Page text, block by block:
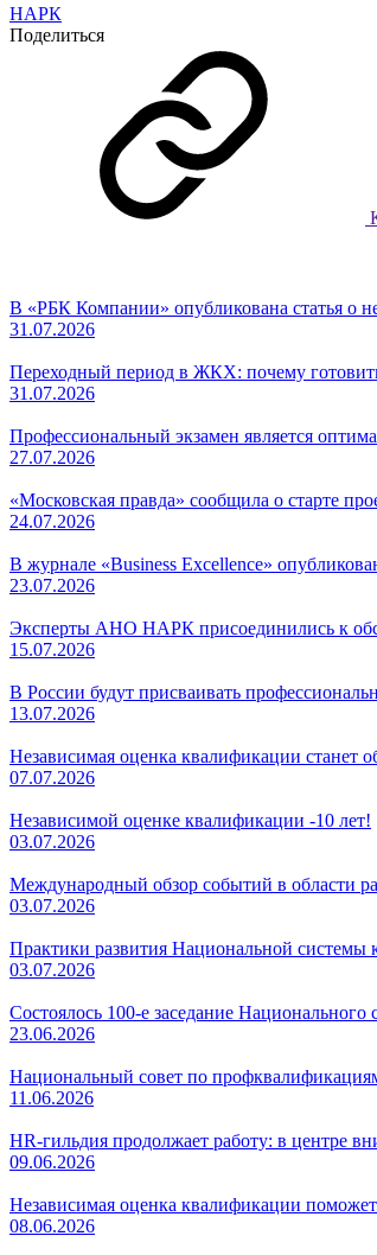
НАРК
Поделиться
В «РБК Компании» опубликована статья о
31.07.2026
Переходный период в ЖКХ: почему
31.07.2026
Профессиональный экзамен является
27.07.2026
«Московская правда» сообщила о старте
24.07.2026
В журнале «Business Excellence»
23.07.2026
Эксперты АНО НАРК присоединились к
15.07.2026
В России будут присваивать
13.07.2026
Независимая оценка квалификации станет
07.07.2026
Независимой оценке квалификации -10 лет!
03.07.2026
Международный обзор событий в области
03.07.2026
Практики развития Национальной системы
03.07.2026
Состоялось 100-е заседание
23.06.2026
Национальный совет по
11.06.2026
HR-гильдия продолжает работу: в центре
09.06.2026
Независимая оценка квалификации
08.06.2026